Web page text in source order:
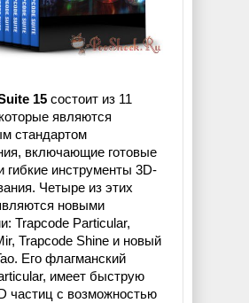
15 состоит из 11
являются
стандартом
включающие готовые
инструменты 3D-
Четыре из этих
новыми
Trapcode Particular,
Trapcode Shine и новый
Его флагманский
имеет быструю
частиц с возможностью